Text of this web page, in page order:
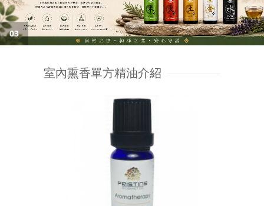
03
室內熏香單方精油介紹